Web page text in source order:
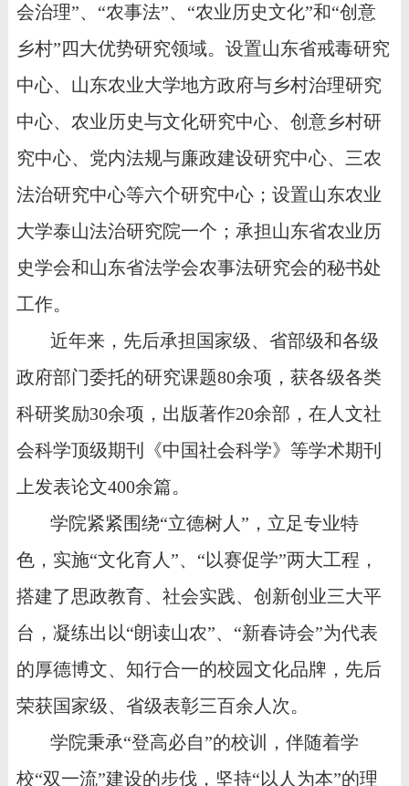
会治理”、“农事法”、“农业历史文化”和“创意
乡村”四大优势研究领域。设置山东省戒毒研究
中心、山东农业大学地方政府与乡村治理研究
中心、农业历史与文化研究中心、创意乡村研
究中心、党内法规与廉政建设研究中心、三农
法治研究中心等六个研究中心；设置山东农业
大学泰山法治研究院一个；承担山东省农业历
史学会和山东省法学会农事法研究会的秘书处
工作。
近年来，先后承担国家级、省部级和各级
政府部门委托的研究课题80余项，获各级各类
科研奖励30余项，出版著作20余部，在人文社
会科学顶级期刊《中国社会科学》等学术期刊
上发表论文400余篇。
学院紧紧围绕“立德树人”，立足专业特
色，实施“文化育人”、“以赛促学”两大工程，
搭建了思政教育、社会实践、创新创业三大平
台，凝练出以“朗读山农”、“新春诗会”为代表
的厚德博文、知行合一的校园文化品牌，先后
荣获国家级、省级表彰三百余人次。
学院秉承“登高必自”的校训，伴随着学
校“双一流”建设的步伐，坚持“以人为本”的理